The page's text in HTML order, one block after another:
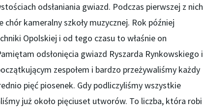
odsłaniania gwiazd. Podczas pierwszej z nich
chór kameralny szkoły muzycznej. Rok później
Opolskiej i od tego czasu to właśnie on
odsłonięcia gwiazd Ryszarda Rynkowskiego i
zespołem i bardzo przeżywaliśmy każdy
pięć piosenek. Gdy podliczyliśmy wszystkie
już około pięciuset utworów. To liczba, która robi